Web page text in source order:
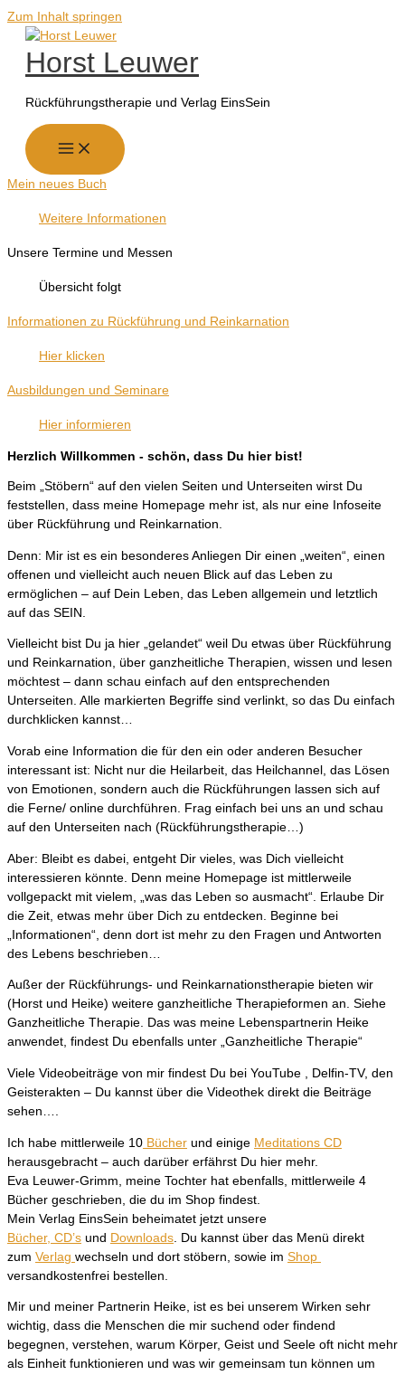
Zum Inhalt springen
Horst Leuwer
Rückführungstherapie und Verlag EinsSein
Mein neues Buch
Weitere Informationen
Unsere Termine und Messen
Übersicht folgt
Informationen zu Rückführung und Reinkarnation
Hier klicken
Ausbildungen und Seminare
Hier informieren
Herzlich Willkommen - schön, dass Du hier bist!
Beim „Stöbern“ auf den vielen Seiten und Unterseiten wirst Du
feststellen, dass meine Homepage mehr ist, als nur eine Infoseite
über Rückführung und Reinkarnation.
Denn: Mir ist es ein besonderes Anliegen Dir einen „weiten“, einen
offenen und vielleicht auch neuen Blick auf das Leben zu
ermöglichen – auf Dein Leben, das Leben allgemein und letztlich
auf das SEIN.
Vielleicht bist Du ja hier „gelandet“ weil Du etwas über Rückführung
und Reinkarnation, über ganzheitliche Therapien, wissen und lesen
möchtest – dann schau einfach auf den entsprechenden
Unterseiten. Alle markierten Begriffe sind verlinkt, so das Du einfach
durchklicken kannst…
Vorab eine Information die für den ein oder anderen Besucher
interessant ist: Nicht nur die Heilarbeit, das Heilchannel, das Lösen
von Emotionen, sondern auch die Rückführungen lassen sich auf
die Ferne/ online durchführen. Frag einfach bei uns an und schau
auf den Unterseiten nach (Rückführungstherapie…)
Aber: Bleibt es dabei, entgeht Dir vieles, was Dich vielleicht
interessieren könnte. Denn meine Homepage ist mittlerweile
vollgepackt mit vielem, „was das Leben so ausmacht“. Erlaube Dir
die Zeit, etwas mehr über Dich zu entdecken. Beginne bei
„Informationen“, denn dort ist mehr zu den Fragen und Antworten
des Lebens beschrieben…
Außer der Rückführungs- und Reinkarnationstherapie bieten wir
(Horst und Heike) weitere ganzheitliche Therapieformen an. Siehe
Ganzheitliche Therapie. Das was meine Lebenspartnerin Heike
anwendet, findest Du ebenfalls unter „Ganzheitliche Therapie“
Viele Videobeiträge von mir findest Du bei YouTube , Delfin-TV, den
Geisterakten – Du kannst über die Videothek direkt die Beiträge
sehen….
Ich habe mittlerweile 10 Bücher und einige Meditations CD
herausgebracht – auch darüber erfährst Du hier mehr.
Eva Leuwer-Grimm, meine Tochter hat ebenfalls, mittlerweile 4
Bücher geschrieben, die du im Shop findest.
Mein Verlag EinsSein beheimatet jetzt unsere
Bücher, CD’s und Downloads . Du kannst über das Menü direkt
zum Verlag wechseln und dort stöbern, sowie im Shop
versandkostenfrei bestellen.
Mir und meiner Partnerin Heike, ist es bei unserem Wirken sehr
wichtig, dass die Menschen die mir suchend oder findend
begegnen, verstehen, warum Körper, Geist und Seele oft nicht mehr
als Einheit funktionieren und was wir gemeinsam tun können um